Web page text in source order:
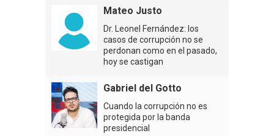
Mateo Justo
Dr. Leonel Fernández: los
casos de corrupción no se
perdonan como en el pasado,
hoy se castigan
Gabriel del Gotto
Cuando la corrupción no es
protegida por la banda
presidencial